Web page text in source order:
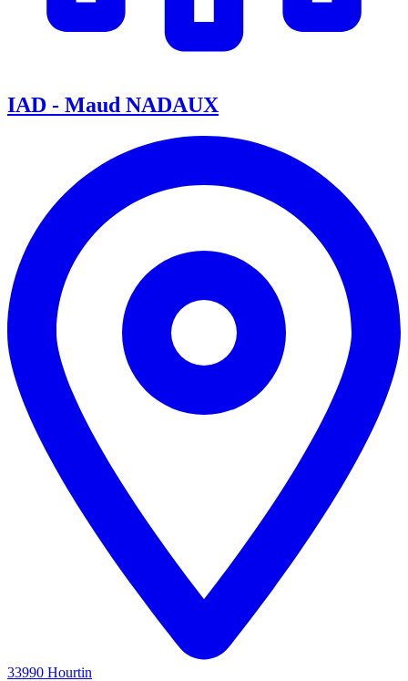
IAD - Maud NADAUX
33990 Hourtin